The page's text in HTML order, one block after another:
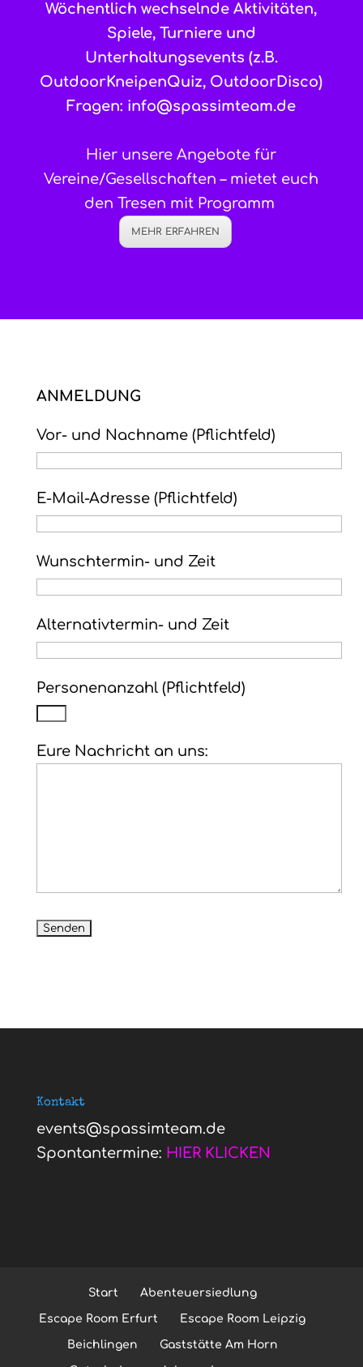
Wöchentlich wechselnde Aktivitäten,
Spiele, Turniere und
Unterhaltungsevents (z.B.
OutdoorKneipenQuiz, OutdoorDisco)
Fragen: info@spassimteam.de
Hier unsere Angebote für
Vereine/Gesellschaften – mietet euch
den Tresen mit Programm
MEHR ERFAHREN
ANMELDUNG
Vor- und Nachname (Pflichtfeld)
E-Mail-Adresse (Pflichtfeld)
Wunschtermin- und Zeit
Alternativtermin- und Zeit
Personenanzahl (Pflichtfeld)
Eure Nachricht an uns:
Kontakt
events@spassimteam.de
Spontantermine: HIER KLICKEN
Start Abenteuersiedlung
Escape Room Erfurt Escape Room Leipzig
Beichlingen Gaststätte Am Horn